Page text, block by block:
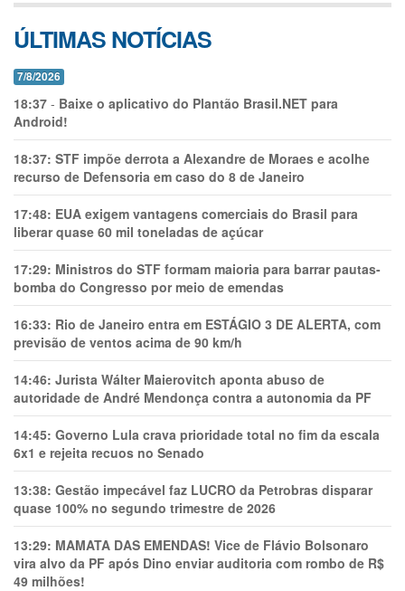
ÚLTIMAS NOTÍCIAS
7/8/2026
18:37 - Baixe o aplicativo do Plantão Brasil.NET para
Android!
18:37: STF impõe derrota a Alexandre de Moraes e acolhe
recurso de Defensoria em caso do 8 de Janeiro
17:48: EUA exigem vantagens comerciais do Brasil para
liberar quase 60 mil toneladas de açúcar
17:29: Ministros do STF formam maioria para barrar pautas-
bomba do Congresso por meio de emendas
16:33: Rio de Janeiro entra em ESTÁGIO 3 DE ALERTA, com
previsão de ventos acima de 90 km/h
14:46: Jurista Wálter Maierovitch aponta abuso de
autoridade de André Mendonça contra a autonomia da PF
14:45: Governo Lula crava prioridade total no fim da escala
6x1 e rejeita recuos no Senado
13:38: Gestão impecável faz LUCRO da Petrobras disparar
quase 100% no segundo trimestre de 2026
13:29: MAMATA DAS EMENDAS! Vice de Flávio Bolsonaro
vira alvo da PF após Dino enviar auditoria com rombo de R$
49 milhões!